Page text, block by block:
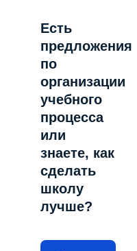
Есть
предложения
по
организации
учебного
процесса
или
знаете, как
сделать
школу
лучше?